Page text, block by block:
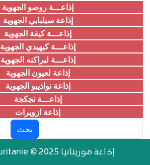
إذاعـــة روصو الجهوية
إذاعة سيلبابي الجهوية
إذاعـــة كيفة الجهوية
إذاعـــة كيهيدي الجهوية
إذاعـــة لبراكنه الجهوية
إذاعة لعيون الجهوية
إذاعة نواذيبو الجهوية
إذاعـــة تجكجة
إذاعة ازويرات
إذاعة موريتانيا Radio Mauritanie © 2025